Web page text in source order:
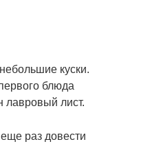
куски.
блюда
лавровый лист.
раз довести